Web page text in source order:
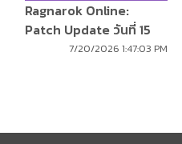
Ragnarok Online:
Patch Update วันที่ 15
กรกฎาคม 2569
7/20/2026 1:47:03 PM